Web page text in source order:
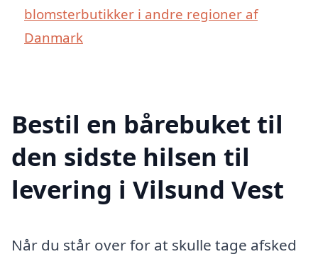
blomsterbutikker i andre regioner af
Danmark
Bestil en bårebuket til
den sidste hilsen til
levering i Vilsund Vest
Når du står over for at skulle tage afsked